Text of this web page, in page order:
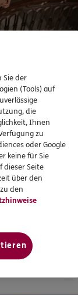
bei ERGO,
Denn dann
und großer
Sie der
(Tools) auf
die
Ihnen
zu
oder Google
keine für Sie
dieser Seite
über den
den